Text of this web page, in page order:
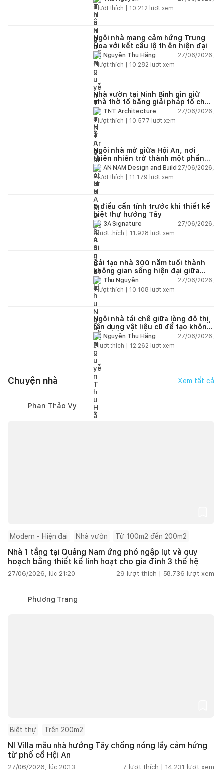
1lượt thích | 10.212 lượt xem
Ngôi nhà mang cảm hứng Trung
Hoa với kết cấu lộ thiên hiện đại
Nguyễn Thu Hằng
27/06/2026,
1lượt thích | 10.282 lượt xem
Nhà vườn tại Ninh Bình gìn giữ
nhà thờ tổ bằng giải pháp tổ chức
lại không gian
TNT Architecture
27/06/2026,
1lượt thích | 10.577 lượt xem
Ngôi nhà mở giữa Hội An, nơi
thiên nhiên trở thành một phần
của cuộc sống
AN NAM Design and Build 27/06/2026,
1lượt thích | 11.179 lượt xem
5 điều cần tính trước khi thiết kế
biệt thự hướng Tây
3A Signature
27/06/2026,
2lượt thích | 11.928 lượt xem
Cải tạo nhà 300 năm tuổi thành
không gian sống hiện đại giữa
thiên nhiên
Thu Nguyễn
27/06/2026,
1lượt thích | 10.108 lượt xem
Ngôi nhà tái chế giữa lòng đô thị,
tận dụng vật liệu cũ để tạo không
gian sống linh hoạt
Nguyễn Thu Hằng
27/06/2026,
2lượt thích | 12.262 lượt xem
Chuyện nhà Xem tất cả
Phan Thảo Vy
Modern - Hiện đại Nhà vườn Từ 100m2 đến 200m2
Nhà 1 tầng tại Quảng Nam ứng phó ngập lụt và quy
hoạch bằng thiết kế linh hoạt cho gia đình 3 thế hệ
27/06/2026, lúc 21:20 29 lượt thích | 58.736 lượt xem
Phương Trang
Biệt thự Trên 200m2
NI Villa mẫu nhà hướng Tây chống nóng lấy cảm hứng
từ phố cổ Hội An
27/06/2026, lúc 20:13 7 lượt thích | 14.231 lượt xem